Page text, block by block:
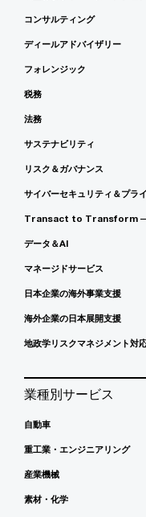
コンサルティング
ディールアドバイザリー
フォレンジック
税務
法務
サステナビリティ
リスク＆ガバナンス
サイバーセキュリティ＆プラ
Transact to Transform
データ＆AI
マネージドサービス
日本企業の海外事業支援
海外企業の日本展開支援
地政学リスクマネジメント対
業種別サービス
自動車
重工業・エンジニアリング
産業機械
素材・化学